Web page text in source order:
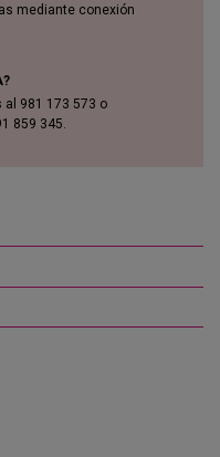
mediante conexión
al 981 173 573 o
859 345.